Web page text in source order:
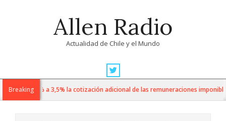
Allen Radio
Actualidad de Chile y el Mundo
Navigation
MenuBreaking
de 1% a 3,5% la cotización adicional de las remuneraciones imponibles